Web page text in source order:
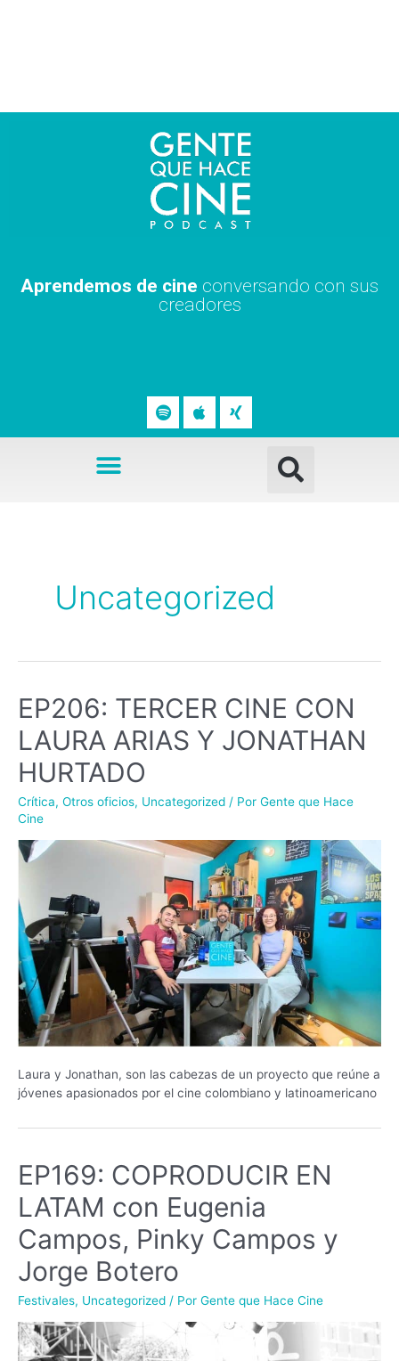
Aprendemos de cine conversando con sus
creadores
o
t
i
p
l
e
n
g
Menú
Uncategorized
EP206: TERCER CINE CON
LAURA ARIAS Y JONATHAN
HURTADO
Crítica, Otros oficios, Uncategorized / Por Gente que Hace
Cine
Laura y Jonathan, son las cabezas de un proyecto que reúne a
jóvenes apasionados por el cine colombiano y latinoamericano
EP169: COPRODUCIR EN
LATAM con Eugenia
Campos, Pinky Campos y
Jorge Botero
Festivales, Uncategorized / Por Gente que Hace Cine